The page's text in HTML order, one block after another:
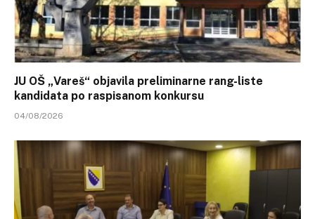
JU OŠ „Vareš“ objavila preliminarne rang-liste
kandidata po raspisanom konkursu
04/08/2026